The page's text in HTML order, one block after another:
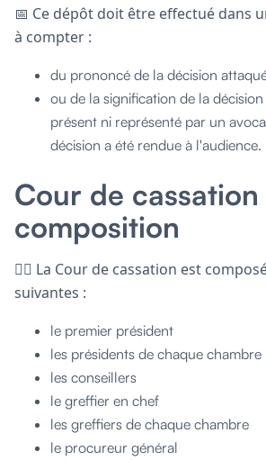
📅 Ce dépôt doit être effectué dans
à compter :
du prononcé de la décision
ou de la signification de la
présent ni représenté par un
décision a été rendue à l'audience.
Cour de cassation
composition
👩‍⚖️ La Cour de cassation est
suivantes :
le premier président
les présidents de chaque chambre
les conseillers
le greffier en chef
les greffiers de chaque chambre
le procureur général